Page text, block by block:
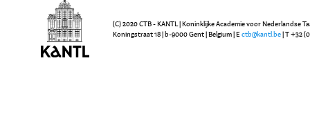
(C) 2020 CTB - KANTL | Koninklijke Academie voor Nederlandse
Koningstraat 18 | b-9000 Gent | Belgium | E ctb@kantl.be | T +32